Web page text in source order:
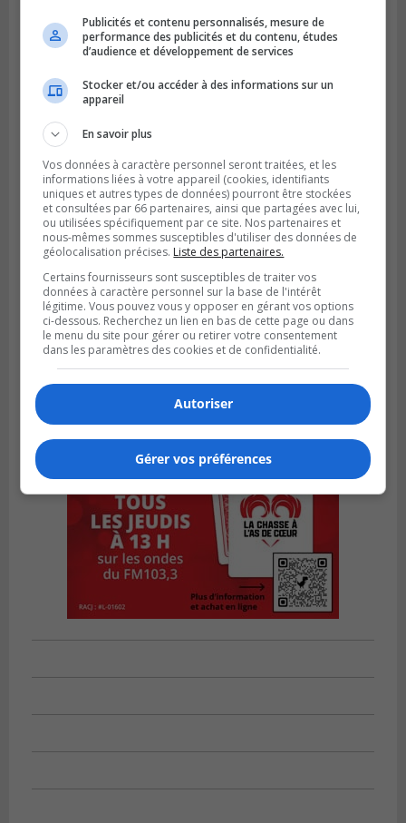
BOUCHERVILLE
Publié le 5 août 2026 à 06h54
La SQ recense 18 décès pendant les
Publicités et contenu personnalisés, mesure de
performance des publicités et du contenu, études
d’audience et développement de services
Stocker et/ou accéder à des informations sur un
appareil
En savoir plus
Vos données à caractère personnel seront traitées, et les
informations liées à votre appareil (cookies, identifiants
uniques et autres types de données) pourront être stockées
et consultées par 66 partenaires, ainsi que partagées avec lui,
ou utilisées spécifiquement par ce site. Nos partenaires et
nous-mêmes sommes susceptibles d'utiliser des données de
géolocalisation précises. Liste des partenaires.
Certains fournisseurs sont susceptibles de traiter vos
données à caractère personnel sur la base de l'intérêt
légitime. Vous pouvez vous y opposer en gérant vos options
ci-dessous. Recherchez un lien en bas de cette page ou dans
le menu du site pour gérer ou retirer votre consentement
dans les paramètres des cookies et de confidentialité.
Autoriser
Gérer vos préférences